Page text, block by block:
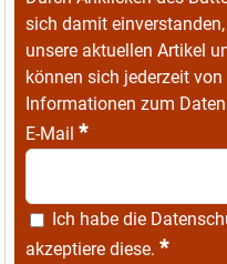
sich damit
unsere aktuellen Artikel
können sich jederzeit
Informationen zum
E-Mail *
Ich habe die
akzeptiere diese. *